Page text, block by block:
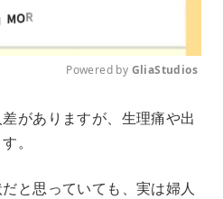
u
Powered by GliaStudios
がありますが、生理痛や出
。
と思っていても、実は婦人